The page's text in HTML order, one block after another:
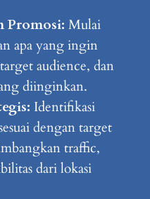
Promosi: Mulai
apa yang ingin
audience, dan
diinginkan.
Identifikasi
dengan target
traffic,
dari lokasi